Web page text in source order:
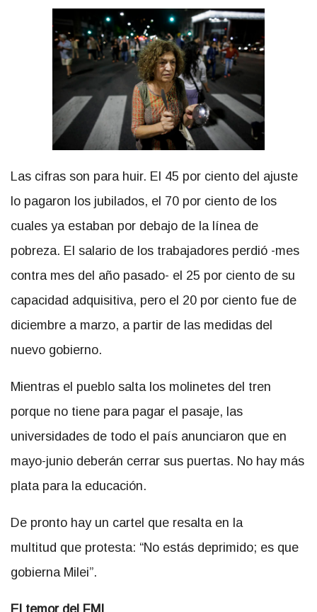
Las cifras son para huir. El 45 por ciento del ajuste
lo pagaron los jubilados, el 70 por ciento de los
cuales ya estaban por debajo de la línea de
pobreza. El salario de los trabajadores perdió -mes
contra mes del año pasado- el 25 por ciento de su
capacidad adquisitiva, pero el 20 por ciento fue de
diciembre a marzo, a partir de las medidas del
nuevo gobierno.
Mientras el pueblo salta los molinetes del tren
porque no tiene para pagar el pasaje, las
universidades de todo el país anunciaron que en
mayo-junio deberán cerrar sus puertas. No hay más
plata para la educación.
De pronto hay un cartel que resalta en la
multitud que protesta: “No estás deprimido; es que
gobierna Milei”.
El temor del FMI